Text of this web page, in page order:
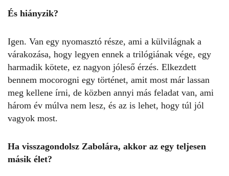
És hiányzik?
Igen. Van egy nyomasztó része, ami a külvilágnak a
várakozása, hogy legyen ennek a trilógiának vége, egy
harmadik kötete, ez nagyon jóleső érzés. Elkezdett
bennem mocorogni egy történet, amit most már lassan
meg kellene írni, de közben annyi más feladat van, ami
három év múlva nem lesz, és az is lehet, hogy túl jól
vagyok most.
Ha visszagondolsz Zabolára, akkor az egy teljesen
másik élet?